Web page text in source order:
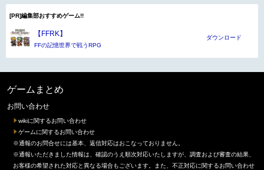
[PR]編集部おすすめゲーム!!
【FFRK】
FFの記憶世界で戦うRPG
ダウンロード
ゲームまとめ
お問い合わせ
wikiに関するお問い合わせ
ゲームに関するお問い合わせ
※通報のお問合せには基本、返信対応はおこなっておりません。
※通報いただきました情報は、確認のうえ順次対応いたしますが、調査および審査の結果、
お客様の希望された対応と異なる場合もございます。また、不正対応に関するお問い合わせ